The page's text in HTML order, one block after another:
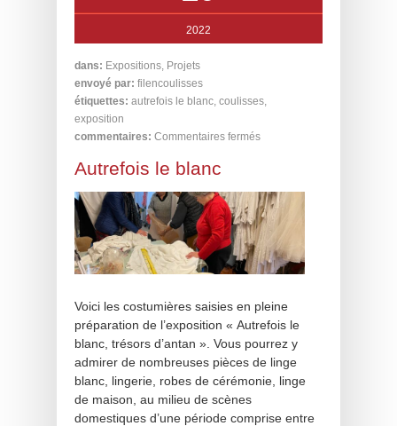
2022
dans: Expositions, Projets
envoyé par: filencoulisses
étiquettes: autrefois le blanc, coulisses,
exposition
commentaires: Commentaires fermés
Autrefois le blanc
Voici les costumières saisies en pleine
préparation de l’exposition « Autrefois le
blanc, trésors d’antan ». Vous pourrez y
admirer de nombreuses pièces de linge
blanc, lingerie, robes de cérémonie, linge
de maison, au milieu de scènes
domestiques d’une période comprise entre